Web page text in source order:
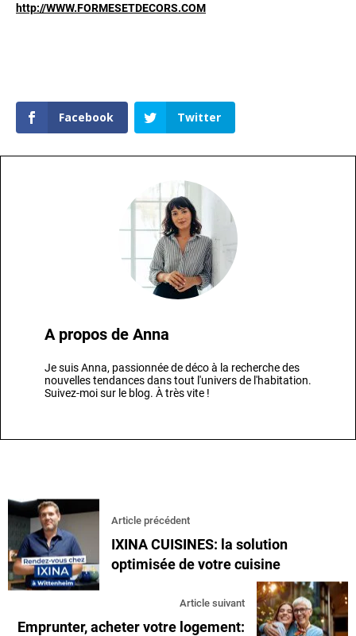
http://WWW.FORMESETDECORS.COM
Facebook Twitter
A propos de Anna
Je suis Anna, passionnée de déco à la recherche des
nouvelles tendances dans tout l'univers de l'habitation.
Suivez-moi sur le blog. À très vite !
Article précédent
IXINA CUISINES: la solution
optimisée de votre cuisine
Article suivant
Emprunter, acheter votre logement: